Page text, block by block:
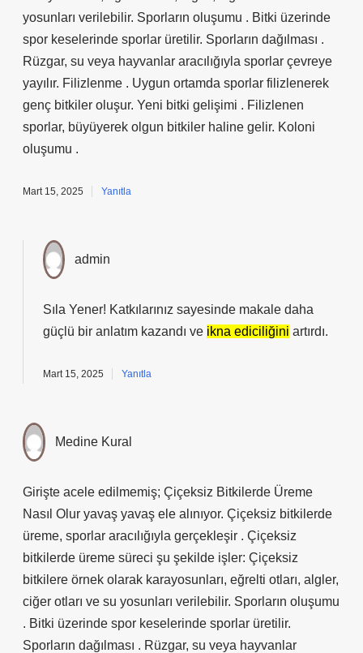
yosunları verilebilir. Sporların oluşumu . Bitki üzerinde
spor keselerinde sporlar üretilir. Sporların dağılması .
Rüzgar, su veya hayvanlar aracılığıyla sporlar çevreye
yayılır. Filizlenme . Uygun ortamda sporlar filizlenerek
genç bitkiler oluşur. Yeni bitki gelişimi . Filizlenen
sporlar, büyüyerek olgun bitkiler haline gelir. Koloni
oluşumu .
Mart 15, 2025 Yanıtla
Sıla Yener! Katkılarınız sayesinde makale daha
güçlü bir anlatım kazandı ve ikna ediciliğini artırdı.
Mart 15, 2025 Yanıtla
Girişte acele edilmemiş; Çiçeksiz Bitkilerde Üreme
Nasıl Olur yavaş yavaş ele alınıyor. Çiçeksiz bitkilerde
üreme, sporlar aracılığıyla gerçekleşir . Çiçeksiz
bitkilerde üreme süreci şu şekilde işler: Çiçeksiz
bitkilere örnek olarak karayosunları, eğrelti otları, algler,
ciğer otları ve su yosunları verilebilir. Sporların oluşumu
. Bitki üzerinde spor keselerinde sporlar üretilir.
Sporların dağılması . Rüzgar, su veya hayvanlar